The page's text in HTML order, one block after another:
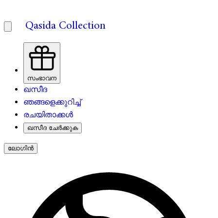
Qasida Collection
സംഭാവന
ഖസീദ
ഞങ്ങളെക്കുറിച്ച്
രചയിതാക്കൾ
ഖസീദ ചേർക്കുക
ലോഗിൻ